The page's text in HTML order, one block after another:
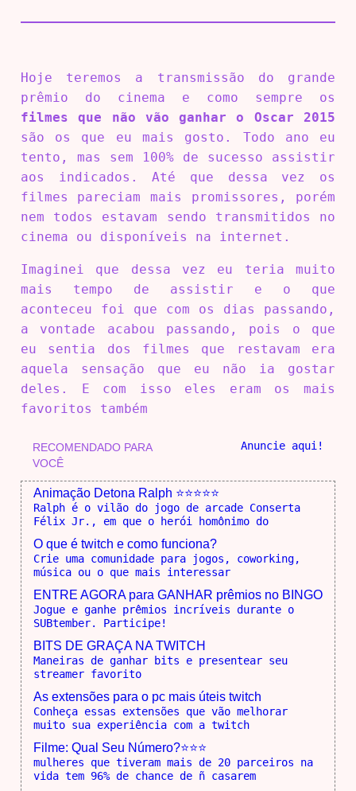
Hoje teremos a transmissão do grande
prêmio do cinema e como sempre os
filmes que não vão ganhar o Oscar 2015
são os que eu mais gosto. Todo ano eu
tento, mas sem 100% de sucesso assistir
aos indicados. Até que dessa vez os
filmes pareciam mais promissores, porém
nem todos estavam sendo transmitidos no
cinema ou disponíveis na internet.
Imaginei que dessa vez eu teria muito
mais tempo de assistir e o que
aconteceu foi que com os dias passando,
a vontade acabou passando, pois o que
eu sentia dos filmes que restavam era
aquela sensação que eu não ia gostar
deles. E com isso eles eram os mais
favoritos também
RECOMENDADO PARA
VOCÊ
Anuncie aqui!
Animação Detona Ralph ⭐⭐⭐⭐⭐
Ralph é o vilão do jogo de arcade Conserta
Félix Jr., em que o herói homônimo do
O que é twitch e como funciona?
Crie uma comunidade para jogos, coworking,
música ou o que mais interessar
ENTRE AGORA para GANHAR prêmios no BINGO
Jogue e ganhe prêmios incríveis durante o
SUBtember. Participe!
BITS DE GRAÇA NA TWITCH
Maneiras de ganhar bits e presentear seu
streamer favorito
As extensões para o pc mais úteis twitch
Conheça essas extensões que vão melhorar
muito sua experiência com a twitch
Filme: Qual Seu Número?⭐⭐⭐
mulheres que tiveram mais de 20 parceiros na
vida tem 96% de chance de ñ casarem